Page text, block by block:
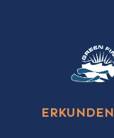
ERKUNDEN